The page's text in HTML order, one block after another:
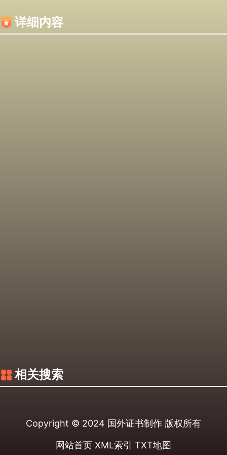
详细内容
相关搜索
Copyright © 2024 国外证书制作 版权所有
网站首页 XML索引 TXT地图